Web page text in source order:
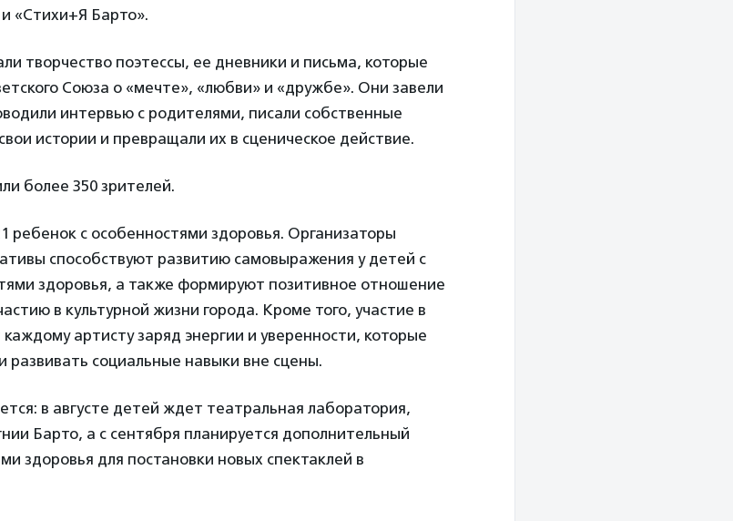
«Стихи+Я Барто».
творчество поэтессы, ее дневники и письма, которые
Союза о «мечте», «любви» и «дружбе». Они завели
интервью с родителями, писали собственные
истории и превращали их в сценическое действие.
более 350 зрителей.
ребенок с особенностями здоровья. Организаторы
способствуют развитию самовыражения у детей с
здоровья, а также формируют позитивное отношение
в культурной жизни города. Кроме того, участие в
артисту заряд энергии и уверенности, которые
развивать социальные навыки вне сцены.
в августе детей ждет театральная лаборатория,
Барто, а с сентября планируется дополнительный
здоровья для постановки новых спектаклей в